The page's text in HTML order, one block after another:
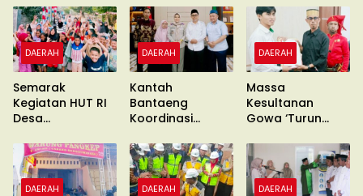
DAERAH
Semarak
Kegiatan HUT RI
Desa
Bajeng Barat
DAERAH
Kantah
Bantaeng
Koordinasi
Muhammadiyah
DAERAH
Massa
Kesultanan
Gowa ‘Turun
Unras
DAERAH DAERAH DAERAH